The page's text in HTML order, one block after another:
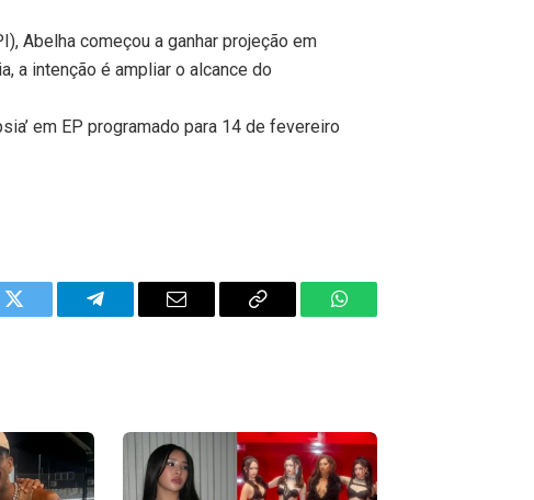
Abelha começou a ganhar projeção em
a intenção é ampliar o alcance do
em EP programado para 14 de fevereiro
Twitter Telegram Email
Copy
WhatsApp